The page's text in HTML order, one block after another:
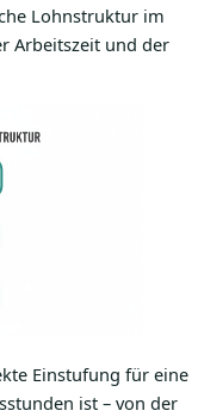
Lohnstruktur im
Arbeitszeit und der
Einstufung für eine
ist – von der